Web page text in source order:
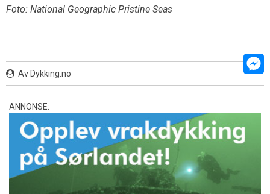
Foto: National Geographic Pristine Seas
Av Dykking.no
ANNONSE: